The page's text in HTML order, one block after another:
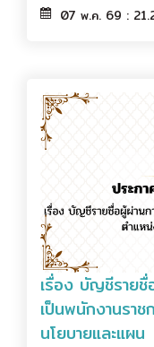
07 พ.ค. 69 :
เรื่อง บัญชีรายชื่
เป็นพนักงานราช
นโยบายและแผน